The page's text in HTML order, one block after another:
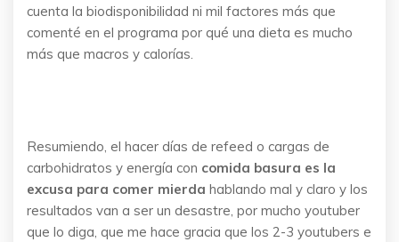
cuenta la biodisponibilidad ni mil factores más que
comenté en el programa por qué una dieta es mucho
más que macros y calorías.
Resumiendo, el hacer días de refeed o cargas de
carbohidratos y energía con comida basura es la
excusa para comer mierda hablando mal y claro y los
resultados van a ser un desastre, por mucho youtuber
que lo diga, que me hace gracia que los 2-3 youtubers e